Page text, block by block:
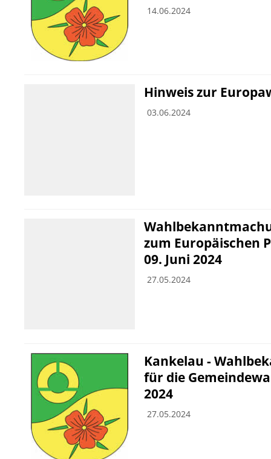
14.06.2024
Hinweis zur
03.06.2024
zum Europäischen
09. Juni 2024
27.05.2024
Kankelau -
für die
2024
27.05.2024